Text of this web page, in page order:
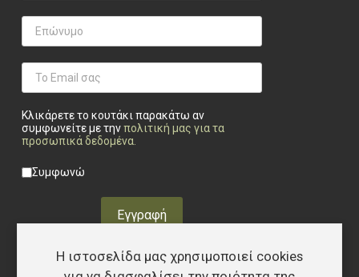
Κλικάρετε το κουτάκι παρακάτω αν
συμφωνείτε με τηνπολιτική μας για τα
προσωπικά δεδομένα.
Privacy checkbox
Συμφωνώ
Εγγραφή
Η ιστοσελίδα μας χρησιμοποιεί cookies